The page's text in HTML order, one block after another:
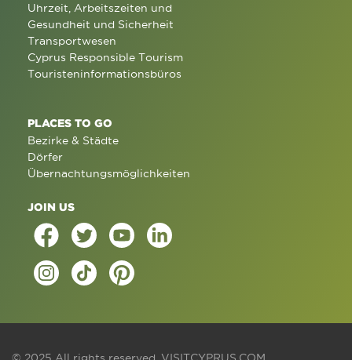
Uhrzeit, Arbeitszeiten und
Gesundheit und Sicherheit
Transportwesen
Cyprus Responsible Tourism
Touristeninformationsbüros
PLACES TO GO
Bezirke & Städte
Dörfer
Übernachtungsmöglichkeiten
JOIN US